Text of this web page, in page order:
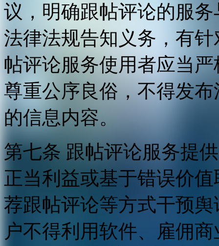
议，明确跟帖评论的服
法律法规告知义务，有
帖评论服务使用者应当
尊重公序良俗，不得发
的信息内容。
第七条 跟帖评论服务提
正当利益或基于错误价
荐跟帖评论等方式干预
户不得利用软件、雇佣